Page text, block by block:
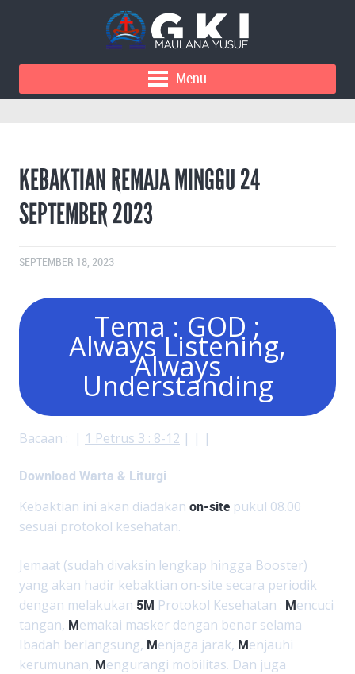
Menu
KEBAKTIAN REMAJA MINGGU 24
SEPTEMBER 2023
SEPTEMBER 18, 2023
Tema : GOD ;
Always Listening,
Always
Understanding
Bacaan : | 1 Petrus 3 : 8-12 | | |
Download Warta & Liturgi.
Kebaktian ini akan diadakan on-site pukul 08.00
sesuai protokol kesehatan.
Jemaat (sudah divaksin lengkap hingga Booster)
yang akan hadir kebaktian on-site secara periodik
dengan melakukan 5M Protokol Kesehatan : Mencuci
tangan, Memakai masker dengan benar selama
Ibadah berlangsung, Menjaga jarak, Menjauhi
kerumunan, Mengurangi mobilitas. Dan juga